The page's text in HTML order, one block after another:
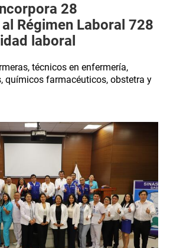
28
Régimen Laboral 728
laboral
técnicos en enfermería,
químicos farmacéuticos, obstetra y